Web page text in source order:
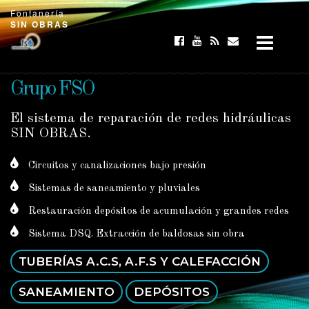
Fontanería
SIN OBRAS
Grupo FSO
El sistema de reparación de redes hidráulicas
SIN OBRAS.
Circuitos y canalizaciones bajo presión
Sistemas de saneamiento y pluviales
Restauración depósitos de acumulación y grandes redes
Sistema DSQ. Extracción de baldosas sin obra
TUBERÍAS A.C.S, A.F.S Y CALEFACCIÓN
SANEAMIENTO DEPÓSITOS